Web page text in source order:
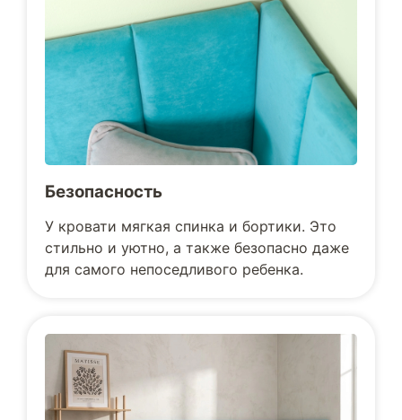
Безопасность
У кровати мягкая спинка и бортики. Это
стильно и уютно, а также безопасно даже
для самого непоседливого ребенка.